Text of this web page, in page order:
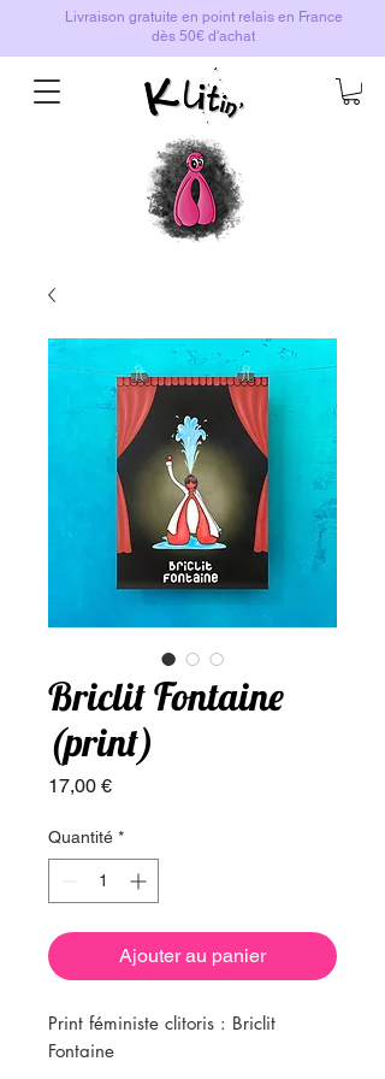
Livraison gratuite en point relais en France
dès 50€ d'achat
Briclit Fontaine
(print)
17,00 €Prix
Quantité *
Ajouter au panier
Print féministe clitoris : Briclit
Fontaine